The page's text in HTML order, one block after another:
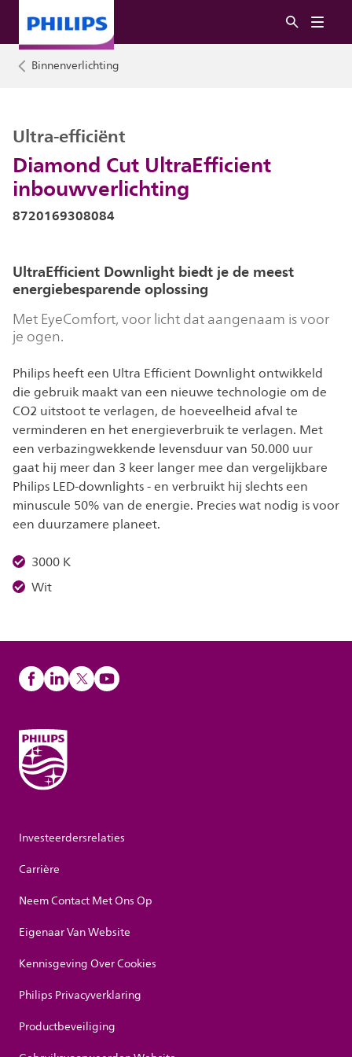
Binnenverlichting
Diamond Cut UltraEfficient
inbouwverlichting
Ultra-efficiënt
8720169308084
UltraEfficient Downlight biedt je de meest
energiebesparende oplossing
Met EyeComfort, voor licht dat aangenaam is voor
je ogen.
Philips heeft een Ultra Efficient Downlight ontwikkeld
die gebruik maakt van een nieuwe technologie om de
CO2 uitstoot te verlagen, de hoeveelheid afval te
verminderen en het energieverbruik te verlagen. Met
een verbazingwekkende levensduur van 50.000 uur
gaat hij meer dan 3 keer langer mee dan vergelijkbare
Philips LED-downlights - en verbruikt hij slechts een
minuscule 50% van de energie. Precies wat nodig is voor
een duurzamere planeet.
3000 K
Wit
Investeerdersrelaties
Carrière
Neem Contact Met Ons Op
Eigenaar Van Website
Kennisgeving Over Cookies
Philips Privacyverklaring
Productbeveiliging